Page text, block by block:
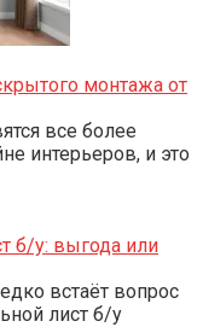
монтажа от
все более
интерьеров, и это
б/у: выгода или
встаёт вопрос
лист б/у